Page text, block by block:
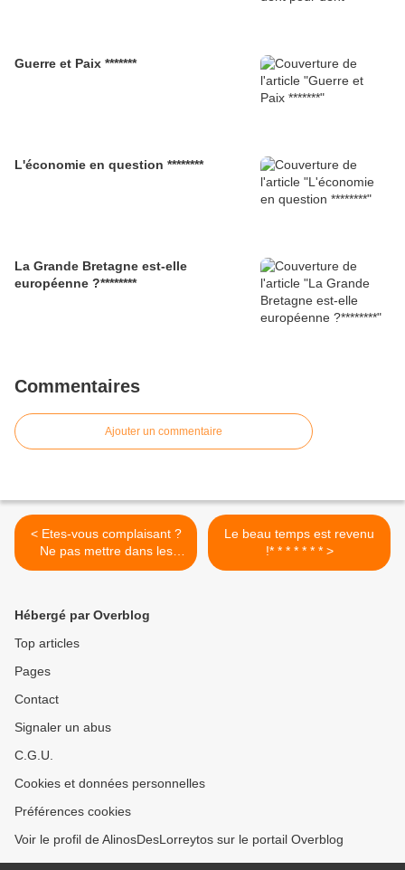
Guerre et Paix *******
L'économie en question ********
La Grande Bretagne est-elle
européenne ?********
Commentaires
Ajouter un commentaire
< Etes-vous complaisant ?
Ne pas mettre dans les
Mémoires. * * * * * *
Le beau temps est revenu
!* * * * * * * >
Hébergé par Overblog
Top articles
Pages
Contact
Signaler un abus
C.G.U.
Cookies et données personnelles
Préférences cookies
Voir le profil de AlinosDesLorreytos sur le portail Overblog